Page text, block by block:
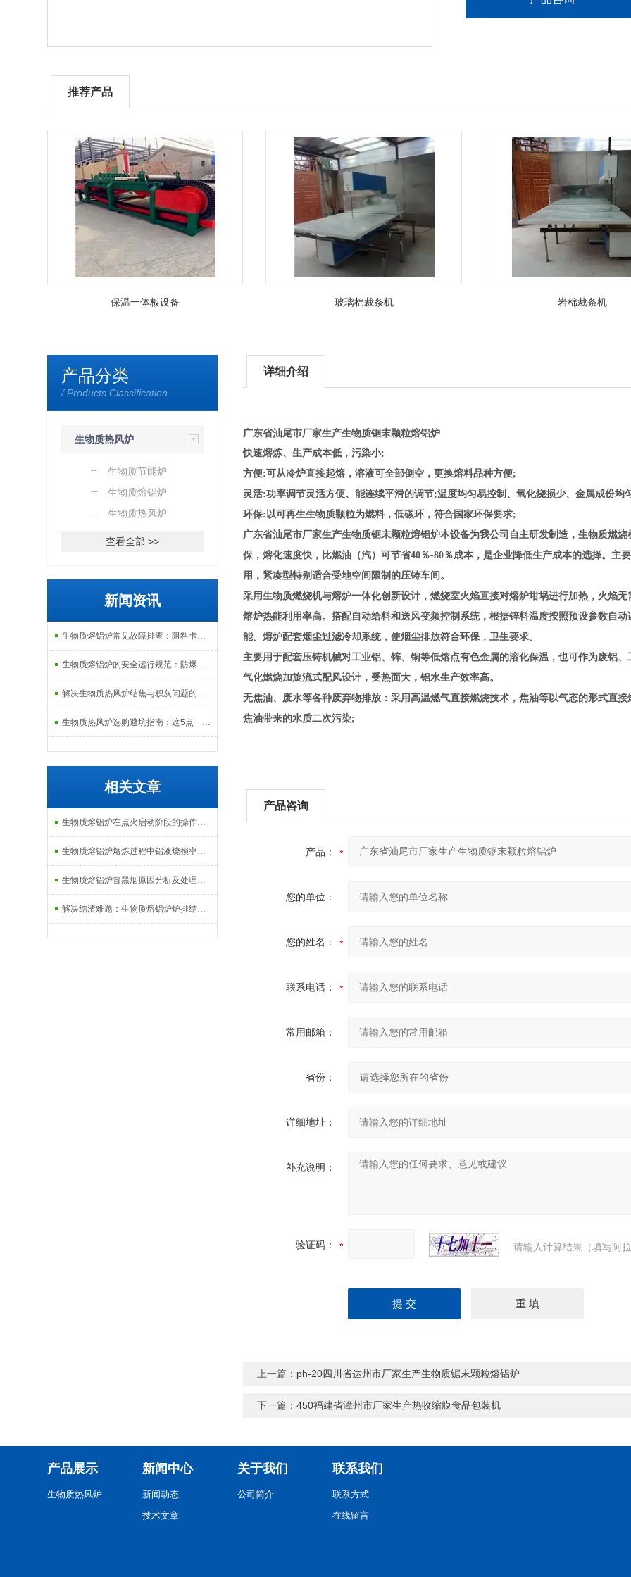
推荐产品
保温一体板设备 玻璃棉裁条机 岩棉裁条机
产品分类
/ Products Classification
生物质热风炉
生物质节能炉
生物质熔铝炉
生物质热风炉
查看全部 >>
新闻资讯
生物质熔铝炉常见故障排查：阻料卡料、火嘴结焦与烟气排放异常的处理
生物质熔铝炉的安全运行规范：防爆、防泄漏与应急处理机制
解决生物质热风炉结焦与积灰问题的关键技术路径探讨
生物质热风炉选购避坑指南：这5点一定要注意
相关文章
生物质熔铝炉在点火启动阶段的操作规范与安全防范
生物质熔铝炉熔炼过程中铝液烧损率的控制技术与经济分析
生物质熔铝炉冒黑烟原因分析及处理：从配风比到炉排堵塞的排查逻辑
解决结渣难题：生物质熔铝炉炉排结构与清灰系统的改进措施
详细介绍
广东省汕尾市厂家生产生物质锯末颗粒熔铝炉
快速熔炼、生产成本低，污染小;
方便:可从冷炉直接起熔，溶液可全部倒空，更换熔料品种方便;
灵活:功率调节灵活方便、能连续平滑的调节;温度均匀易控制、氧化烧损少、金属成份均
环保:以可再生生物质颗粒为燃料，低碳环，符合国家环保要求;
广东省汕尾市厂家生产生物质锯末颗粒熔铝炉本设备为我公司自主研发制造，生物质燃
保，熔化速度快，比燃油（汽）可节省40％-80％成本，是企业降低生产成本的选择。主
用，紧凑型特别适合受地空间限制的压铸车间。
采用生物质燃烧机与熔炉一体化创新设计，燃烧室火焰直接对熔炉坩埚进行加热，火焰
熔炉热能利用率高。搭配自动给料和送风变频控制系统，根据锌料温度按照预设参数自
能。熔炉配套烟尘过滤冷却系统，使烟尘排放符合环保，卫生要求。
主要用于配套压铸机械对工业铝、锌、铜等低熔点有色金属的溶化保温，也可作为废铝
气化燃烧加旋流式配风设计，受热面大，铝水生产效率高。
无焦油、废水等各种废弃物排放：采用高温燃气直接燃烧技术，焦油等以气态的形式直
焦油带来的水质二次污染;
产品咨询
产品：
您的单位：
您的姓名：
联系电话：
常用邮箱：
省份：
详细地址：
补充说明：
验证码： 请输入计算结果（填写阿
上一篇： ph-20四川省达州市厂家生产生物质锯末颗粒熔铝炉
下一篇：450福建省漳州市厂家生产热收缩膜食品包装机
产品展示
生物质热风炉
新闻中心
新闻动态
技术文章
关于我们
公司简介
联系我们
联系方式
在线留言